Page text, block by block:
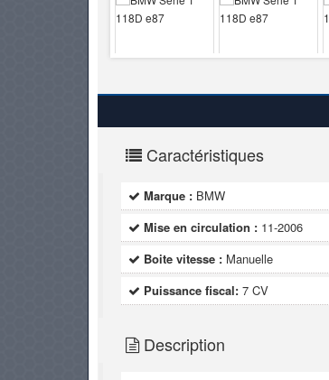
Caractéristiques
Marque : BMW
Mise en circulation : 11-2006
Boite vitesse : Manuelle
Puissance fiscal: 7 CV
Description